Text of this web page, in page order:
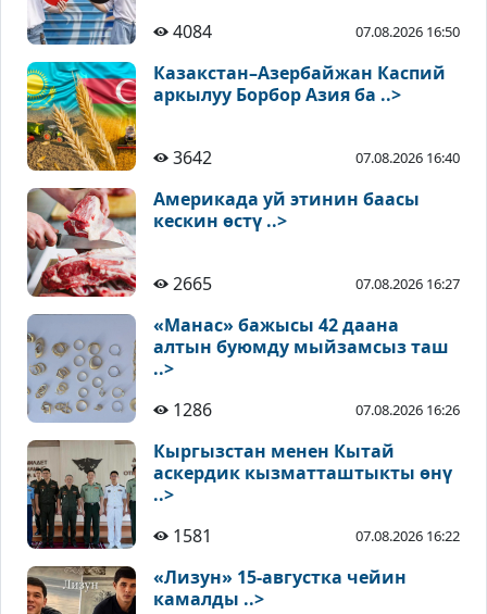
4084 07.08.2026 16:50
Казакстан–Азербайжан Каспий
аркылуу Борбор Азия ба ..>
3642 07.08.2026 16:40
Америкада уй этинин баасы
кескин өстү ..>
2665 07.08.2026 16:27
«Манас» бажысы 42 даана
алтын буюмду мыйзамсыз таш
..>
1286
07.08.2026 16:26
Кыргызстан менен Кытай
аскердик кызматташтыкты өнү
..>
1581
07.08.2026 16:22
«Лизун» 15-августка чейин
камалды ..>